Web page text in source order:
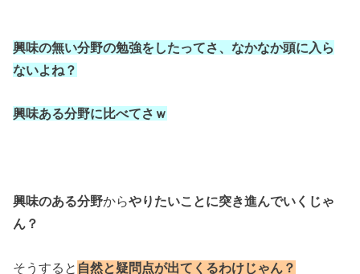
興味の無い分野の勉強をしたってさ、なかなか頭に入ら
ないよね？
興味ある分野に比べてさｗ
興味のある分野からやりたいことに突き進んでいくじゃ
ん？
そうすると 自然と疑問点が出てくるわけじゃん？